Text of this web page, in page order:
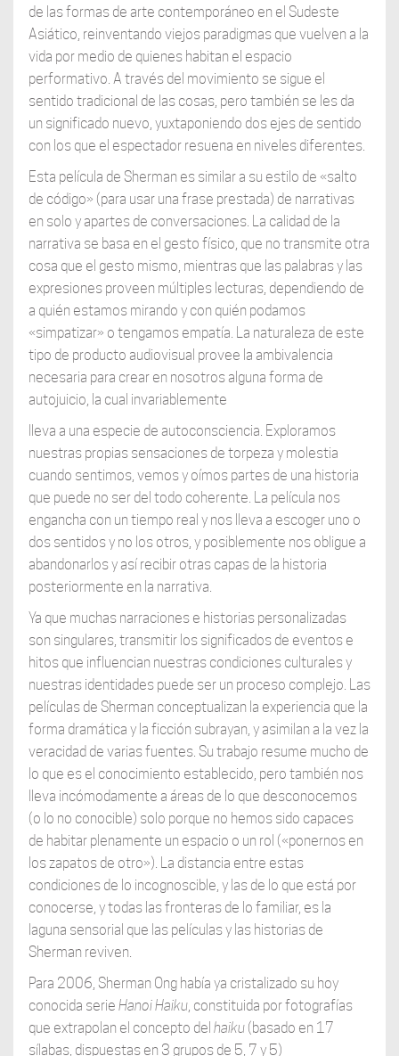
de las formas de arte contemporáneo en el Sudeste
Asiático, reinventando viejos paradigmas que vuelven a la
vida por medio de quienes habitan el espacio
performativo. A través del movimiento se sigue el
sentido tradicional de las cosas, pero también se les da
un significado nuevo, yuxtaponiendo dos ejes de sentido
con los que el espectador resuena en niveles diferentes.
Esta película de Sherman es similar a su estilo de «salto
de código» (para usar una frase prestada) de narrativas
en solo y apartes de conversaciones. La calidad de la
narrativa se basa en el gesto físico, que no transmite otra
cosa que el gesto mismo, mientras que las palabras y las
expresiones proveen múltiples lecturas, dependiendo de
a quién estamos mirando y con quién podamos
«simpatizar» o tengamos empatía. La naturaleza de este
tipo de producto audiovisual provee la ambivalencia
necesaria para crear en nosotros alguna forma de
autojuicio, la cual invariablemente
lleva a una especie de autoconsciencia. Exploramos
nuestras propias sensaciones de torpeza y molestia
cuando sentimos, vemos y oímos partes de una historia
que puede no ser del todo coherente. La película nos
engancha con un tiempo real y nos lleva a escoger uno o
dos sentidos y no los otros, y posiblemente nos obligue a
abandonarlos y así recibir otras capas de la historia
posteriormente en la narrativa.
Ya que muchas narraciones e historias personalizadas
son singulares, transmitir los significados de eventos e
hitos que influencian nuestras condiciones culturales y
nuestras identidades puede ser un proceso complejo. Las
películas de Sherman conceptualizan la experiencia que la
forma dramática y la ficción subrayan, y asimilan a la vez la
veracidad de varias fuentes. Su trabajo resume mucho de
lo que es el conocimiento establecido, pero también nos
lleva incómodamente a áreas de lo que desconocemos
(o lo no conocible) solo porque no hemos sido capaces
de habitar plenamente un espacio o un rol («ponernos en
los zapatos de otro»). La distancia entre estas
condiciones de lo incognoscible, y las de lo que está por
conocerse, y todas las fronteras de lo familiar, es la
laguna sensorial que las películas y las historias de
Sherman reviven.
Para 2006, Sherman Ong había ya cristalizado su hoy
conocida serie Hanoi Haiku, constituida por fotografías
que extrapolan el concepto del haiku(basado en 17
sílabas, dispuestas en 3 grupos de 5, 7 y 5)